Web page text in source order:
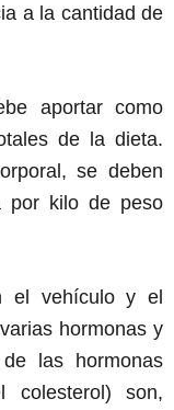
a la cantidad de
aportar como
de la dieta.
se deben
por kilo de peso
el vehículo y el
hormonas y
las hormonas
colesterol) son,